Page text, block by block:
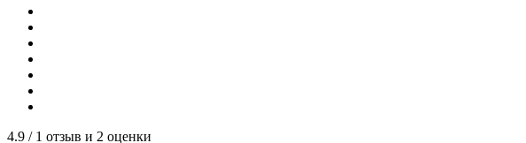
4.9 / 1 отзыв и 2 оценки